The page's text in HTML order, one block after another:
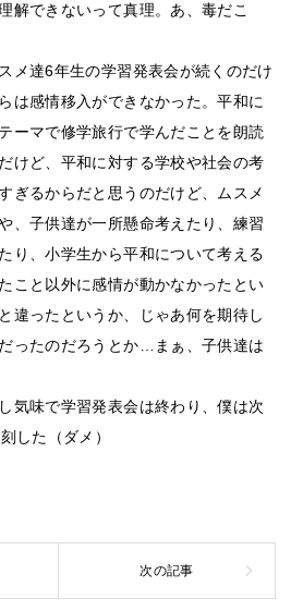
解できないって真理。あ、毒だこ
メ達6年生の学習発表会が続くのだけ
は感情移入ができなかった。平和に
ーマで修学旅行で学んだことを朗読
けど、平和に対する学校や社会の考
ぎるからだと思うのだけど、ムスメ
、子供達が一所懸命考えたり、練習
り、小学生から平和について考える
こと以外に感情が動かなかったとい
違ったというか、じゃあ何を期待し
ったのだろうとか…まぁ、子供達は
気味で学習発表会は終わり、僕は次
した（ダメ）